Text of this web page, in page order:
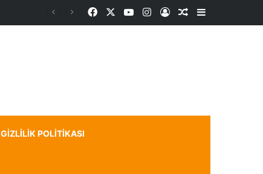
FacebookYouTubeInstagram
Kayıt OlRastgele Makale
Kenar
GIZLILIK POLITIKASI